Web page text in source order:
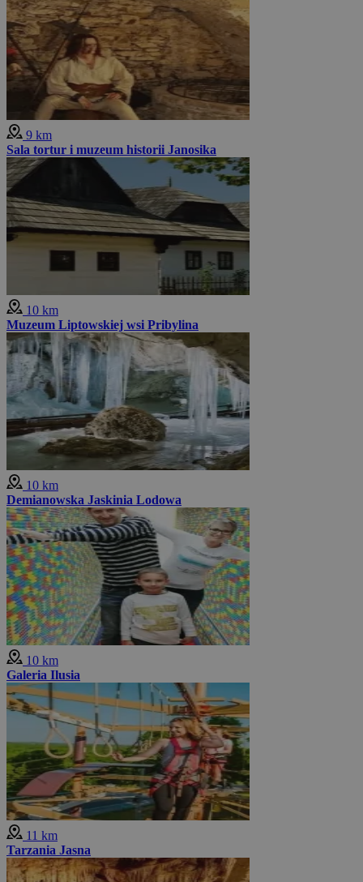
9 km
Sala tortur i muzeum historii Janosika
10 km
Muzeum Liptowskiej wsi Pribylina
10 km
Demianowska Jaskinia Lodowa
10 km
Galeria Ilusia
11 km
Tarzania Jasna